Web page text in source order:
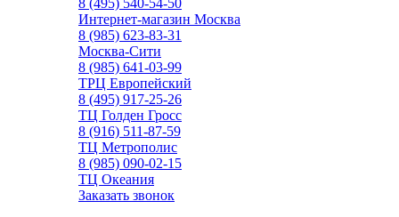
8 (495) 540-54-50
Интернет-магазин Москва
8 (985) 623-83-31
Москва-Сити
8 (985) 641-03-99
ТРЦ Европейский
8 (495) 917-25-26
ТЦ Голден Гросс
8 (916) 511-87-59
ТЦ Метрополис
8 (985) 090-02-15
ТЦ Океания
Заказать звонок